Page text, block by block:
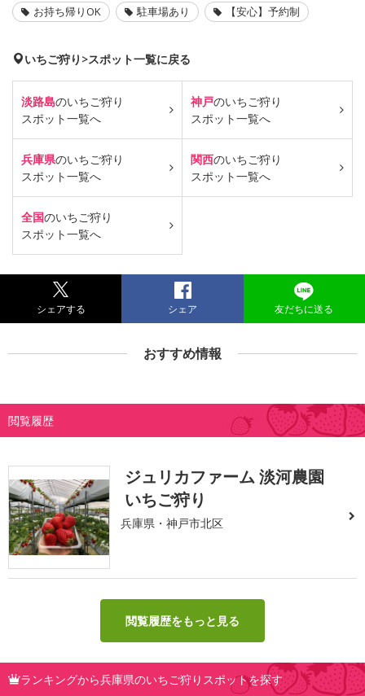
お持ち帰りOK 駐車場あり 【安心】予約制
いちご狩り>スポット一覧に戻る
淡路島のいちご狩り
スポット一覧へ
神戸のいちご狩り
スポット一覧へ
兵庫県のいちご狩り
スポット一覧へ
関西のいちご狩り
スポット一覧へ
全国のいちご狩り
スポット一覧へ
シェアする シェア 友だちに送る
おすすめ情報
閲覧履歴
ジュリカファーム 淡河農園
いちご狩り
兵庫県・神戸市北区
閲覧履歴をもっと見る
ランキングから兵庫県のいちご狩りスポットを探す